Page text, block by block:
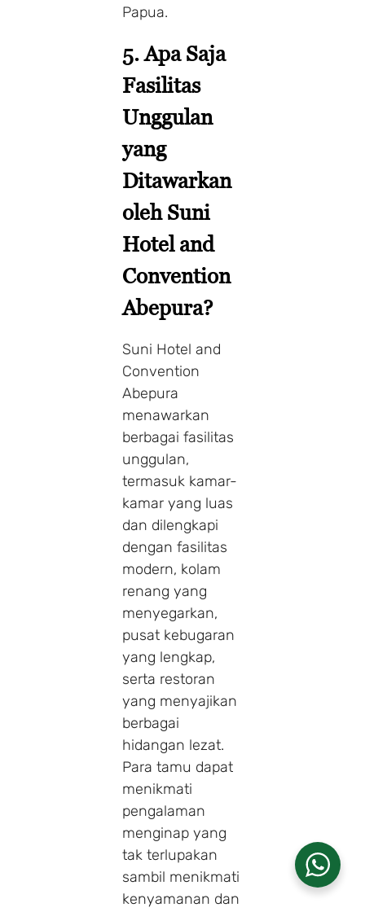
Papua.
5. Apa Saja
Fasilitas
Unggulan
yang
Ditawarkan
oleh Suni
Hotel and
Convention
Abepura?
Suni Hotel and
Convention
Abepura
menawarkan
berbagai fasilitas
unggulan,
termasuk kamar-
kamar yang luas
dan dilengkapi
dengan fasilitas
modern, kolam
renang yang
menyegarkan,
pusat kebugaran
yang lengkap,
serta restoran
yang menyajikan
berbagai
hidangan lezat.
Para tamu dapat
menikmati
pengalaman
menginap yang
tak terlupakan
sambil menikmati
kenyamanan dan